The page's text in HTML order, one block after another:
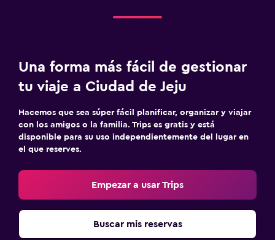
Una forma más fácil de gestionar
tu viaje a Ciudad de Jeju
Hacemos que sea súper fácil planificar, organizar y viajar
con los amigos o la familia. Trips es gratis y está
disponible para su uso independientemente del lugar en
el que reserves.
Empezar a usar Trips
Buscar mis reservas